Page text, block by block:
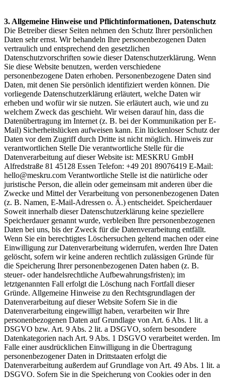
3. Allgemeine Hinweise und Pflicht­informationen, Datenschutz
Die Betreiber dieser Seiten nehmen den Schutz Ihrer persönlichen
Daten sehr ernst. Wir behandeln Ihre personenbezogenen Daten
vertraulich und entsprechend den gesetzlichen
Datenschutzvorschriften sowie dieser Datenschutzerklärung. Wenn
Sie diese Website benutzen, werden verschiedene
personenbezogene Daten erhoben. Personenbezogene Daten sind
Daten, mit denen Sie persönlich identifiziert werden können. Die
vorliegende Datenschutzerklärung erläutert, welche Daten wir
erheben und wofür wir sie nutzen. Sie erläutert auch, wie und zu
welchem Zweck das geschieht. Wir weisen darauf hin, dass die
Datenübertragung im Internet (z. B. bei der Kommunikation per E-
Mail) Sicherheitslücken aufweisen kann. Ein lückenloser Schutz der
Daten vor dem Zugriff durch Dritte ist nicht möglich. Hinweis zur
verantwortlichen Stelle Die verantwortliche Stelle für die
Datenverarbeitung auf dieser Website ist: MESKRU GmbH
Alfredstraße 81 45128 Essen Telefon: +49 201 89076419 E-Mail:
hello@meskru.com Verantwortliche Stelle ist die natürliche oder
juristische Person, die allein oder gemeinsam mit anderen über die
Zwecke und Mittel der Verarbeitung von personenbezogenen Daten
(z. B. Namen, E-Mail-Adressen o. Ä.) entscheidet. Speicherdauer
Soweit innerhalb dieser Datenschutzerklärung keine speziellere
Speicherdauer genannt wurde, verbleiben Ihre personenbezogenen
Daten bei uns, bis der Zweck für die Datenverarbeitung entfällt.
Wenn Sie ein berechtigtes Löschersuchen geltend machen oder eine
Einwilligung zur Datenverarbeitung widerrufen, werden Ihre Daten
gelöscht, sofern wir keine anderen rechtlich zulässigen Gründe für
die Speicherung Ihrer personenbezogenen Daten haben (z. B.
steuer- oder handelsrechtliche Aufbewahrungsfristen); im
letztgenannten Fall erfolgt die Löschung nach Fortfall dieser
Gründe. Allgemeine Hinweise zu den Rechtsgrundlagen der
Datenverarbeitung auf dieser Website Sofern Sie in die
Datenverarbeitung eingewilligt haben, verarbeiten wir Ihre
personenbezogenen Daten auf Grundlage von Art. 6 Abs. 1 lit. a
DSGVO bzw. Art. 9 Abs. 2 lit. a DSGVO, sofern besondere
Datenkategorien nach Art. 9 Abs. 1 DSGVO verarbeitet werden. Im
Falle einer ausdrücklichen Einwilligung in die Übertragung
personenbezogener Daten in Drittstaaten erfolgt die
Datenverarbeitung außerdem auf Grundlage von Art. 49 Abs. 1 lit. a
DSGVO. Sofern Sie in die Speicherung von Cookies oder in den